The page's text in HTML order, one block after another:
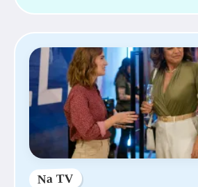
Na TV